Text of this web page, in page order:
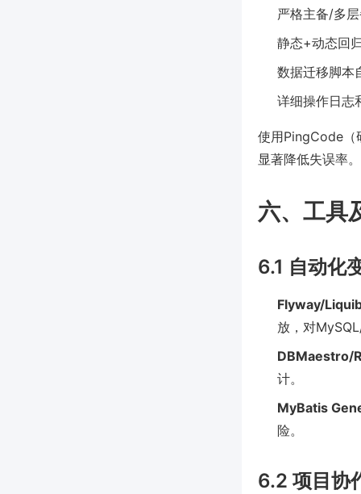
严格主备/多
静态+动态回
数据迁移脚本
详细操作日志
使用PingCode（
显著降低失误率。
六、工具
6.1 自动化
Flyway/
放，对
DBMaestro/
计。
MyBatis
险。
6.2 项目协